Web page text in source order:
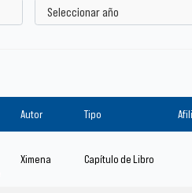
Autor Tipo
Ximena Capítulo de Libro